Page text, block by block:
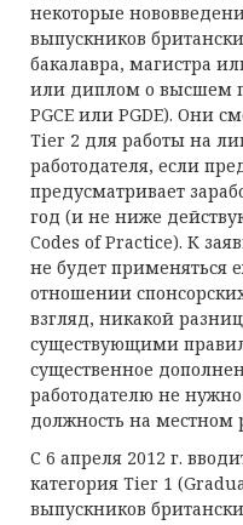
некоторые
выпускников
бакалавра, магистра
или диплом о высшем
PGCE или PGDE). Они
Tier 2 для работы на
работодателя, если
предусматривает
год (и не ниже
Codes of Practice). К
не будет применяться
отношении
взгляд, никакой
существующими
существенное
работодателю не
должность на местном
С 6 апреля 2012 г.
категория Tier 1
выпускников